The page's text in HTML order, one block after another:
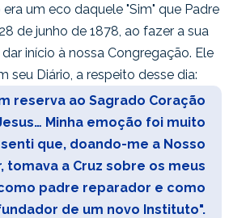
era um eco daquele "Sim" que Padre
de junho de 1878, ao fazer a sua
início à nossa Congregação. Ele
seu Diário, a respeito desse dia:
reserva ao Sagrado Coração
Minha emoção foi muito
que, doando-me a Nosso
tomava a Cruz sobre os meus
padre reparador e como
de um novo Instituto".